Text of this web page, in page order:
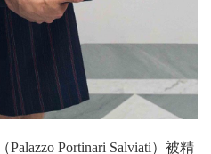
Portinari Salviati）被精